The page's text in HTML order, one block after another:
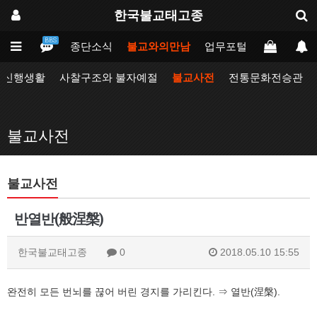
한국불교태고종
BBS
태고종 종단소식 불교와의만남 업무포털 동방불교대
신행생활 사찰구조와 불자예절 불교사전 전통문화전승관
불교사전
불교사전
반열반(般涅槃)
한국불교태고종 0 2018.05.10 15:55
완전히 모든 번뇌를 끊어 버린 경지를 가리킨다. ⇒ 열반(涅槃).